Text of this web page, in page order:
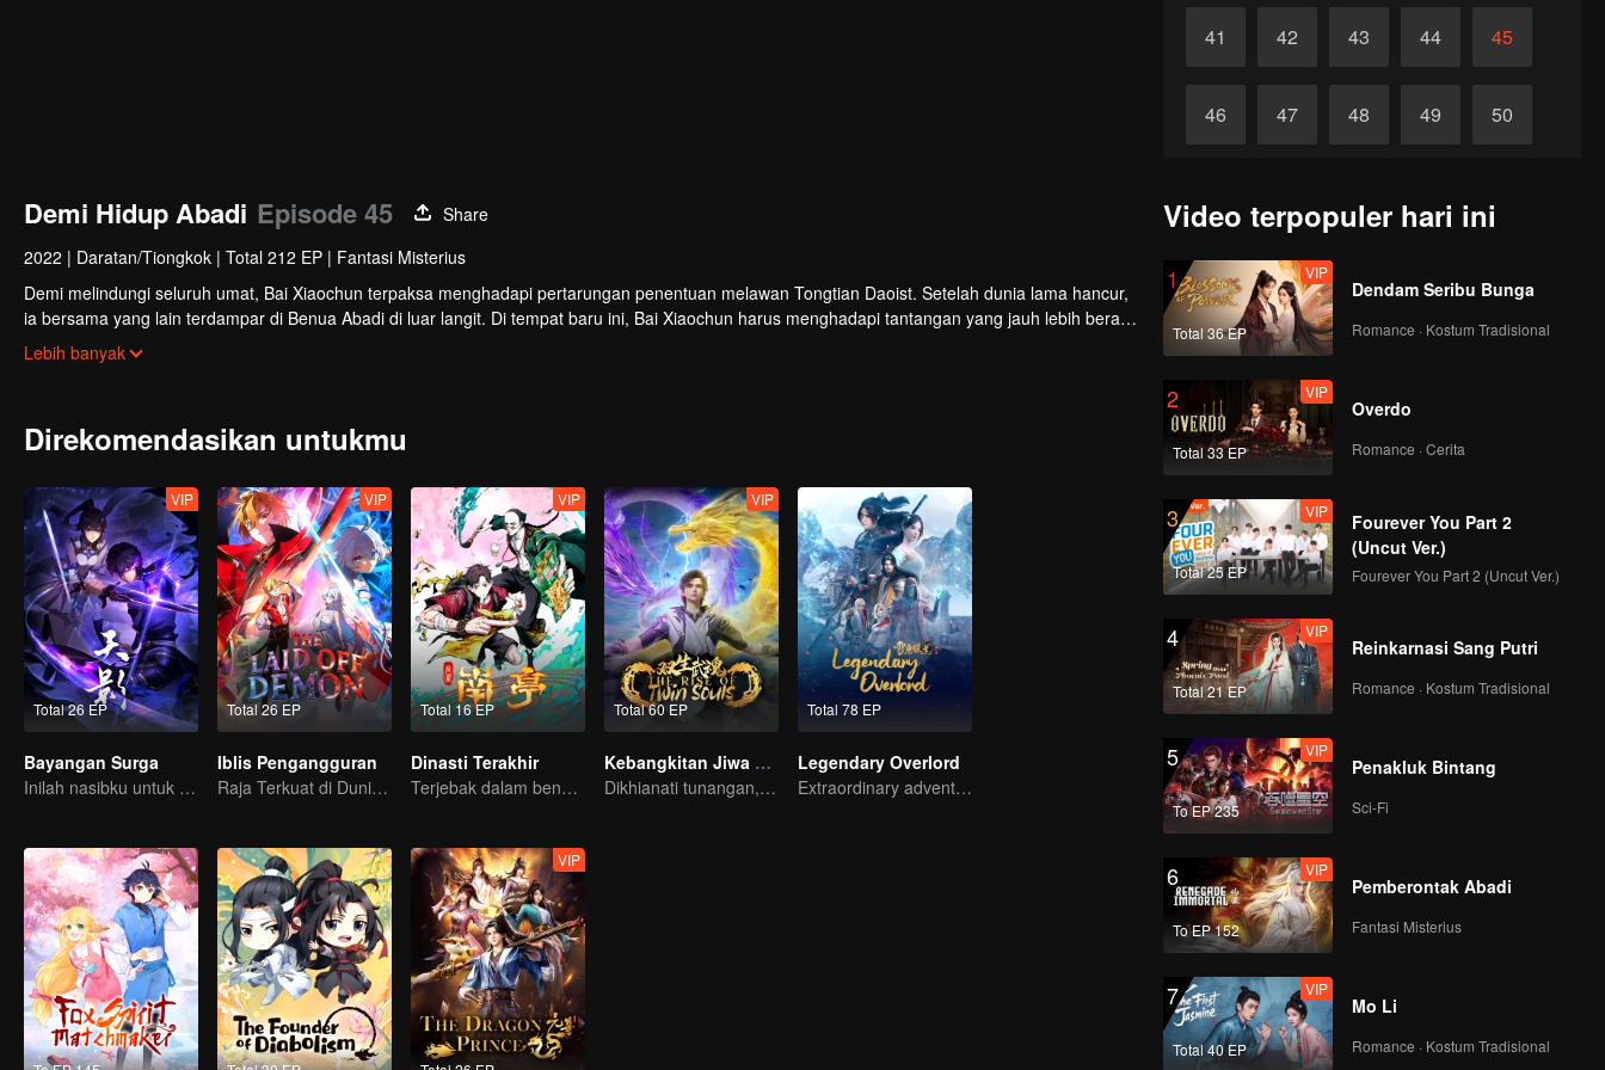
41 42 43 44 45
46 47 48 49 50
56 57
Demi Hidup Abadi Episode 45
Share
2022 | Daratan/Tiongkok | Total 212 EP | Fantasi Misterius
Demi melindungi seluruh umat, Bai Xiaochun terpaksa menghadapi pertarungan penentuan melawan Tongtian Daoist. Setelah dunia lama hancur,
ia bersama yang lain terdampar di Benua Abadi di luar langit. Di tempat baru ini, Bai Xiaochun harus menghadapi tantangan yang jauh lebih berat
serta musuh-musuh yang jauh lebih kuat.
Lebih banyak
Direkomendasikan untukmu
Total 26 EP
VIP
Bayangan Surga
Inilah nasibku untuk mengusir roh jahat dan iblis!
Total 26 EP
VIP
Iblis Pengangguran
Raja Terkuat di Dunia Iblis Tiba-tiba di PHK?
Total 16 EP
VIP
Dinasti Terakhir
Terjebak dalam bencana misterius, mampukah ia bertahan?
Total 60 EP
VIP
Kebangkitan Jiwa Ganda
Dikhianati tunangan, Lin Fan kembali dengan kekuatan iblis dan dendam!
Total 78 EP
Legendary Overlord
Extraordinary adventure, a teenager reborn from adversity.
VIP
Video terpopuler hari ini
1
Total 36 EP
VIP
Dendam Seribu Bunga
Romance · Kostum Tradisional
2
Total 33 EP
VIP
Overdo
Romance · Cerita
3
Total 25 EP
VIP
Fourever You Part 2
(Uncut Ver.)
Fourever You Part 2 (Uncut Ver.)
4
Total 21 EP
VIP
Reinkarnasi Sang Putri
Romance · Kostum Tradisional
5
To EP 235
VIP
Penakluk Bintang
Sci-Fi
6
To EP 152
VIP
Pemberontak Abadi
Fantasi Misterius
7
Total 40 EP
VIP
Mo Li
Romance · Kostum Tradisional